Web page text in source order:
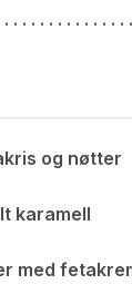
og nøtter
karamell
med